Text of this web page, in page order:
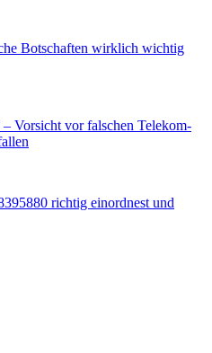
Botschaften wirklich wichtig
Vorsicht vor falschen Telekom-
richtig einordnest und